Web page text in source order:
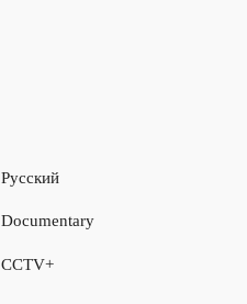
Русский
Documentary
CCTV+